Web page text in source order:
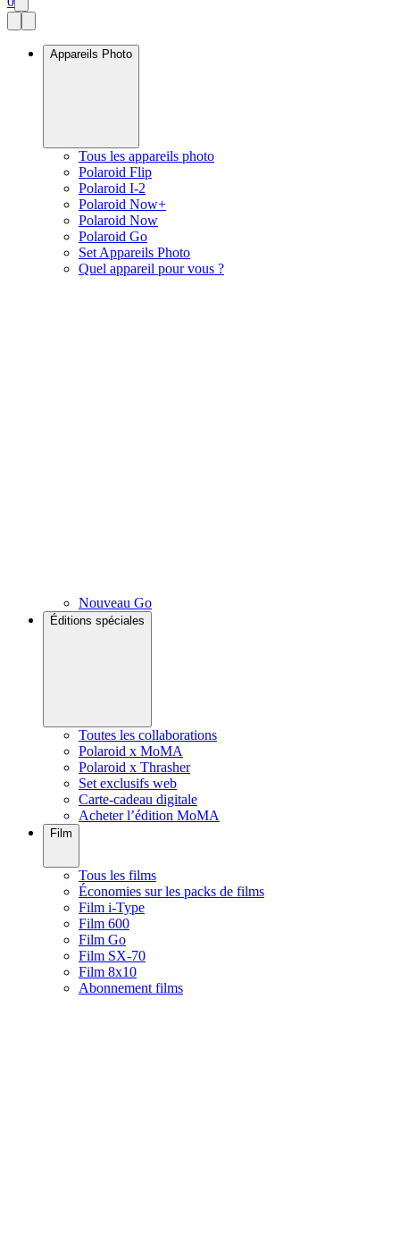
Appareils Photo
Tous les appareils photo
Polaroid Flip
Polaroid I-2
Polaroid Now+
Polaroid Now
Polaroid Go
Set Appareils Photo
Quel appareil pour vous ?
Nouveau Go
Éditions spéciales
Toutes les collaborations
Polaroid x MoMA
Polaroid x Thrasher
Set exclusifs web
Carte-cadeau digitale
Acheter l’édition MoMA
Film
Tous les films
Économies sur les packs de films
Film i-Type
Film 600
Film Go
Film SX-70
Film 8x10
Abonnement films